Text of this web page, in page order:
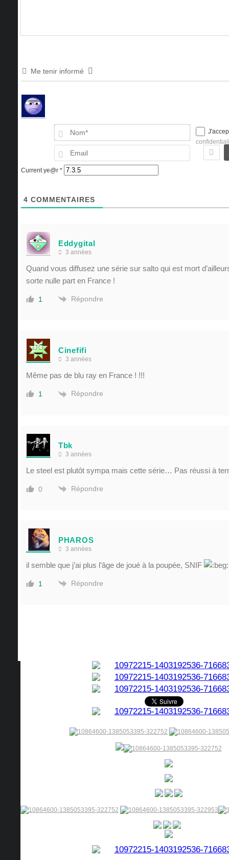
Me tenir informé
Nom*
Current ye@r *
4 COMMENTAIRES
Eddygital
3 années
Quand vous diffusez une série sur salto qui est mort
sorte nulle part en France !
1 Répondre
Cinefifi
3 années
Même pas de blu ray en France ! !!!
1 Répondre
Tbk
3 années
Le steel est plutôt sympa mais cette série… Pas réussi à
0 Répondre
PHAROS
3 années
il semble que j’ai plus l’âge de joué à la poupée, SNIF
1 Répondre